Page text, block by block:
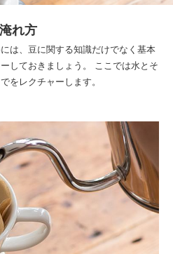
れ方
は、豆に関する知識だけでなく基本
しておきましょう。 ここでは水とそ
をレクチャーします。